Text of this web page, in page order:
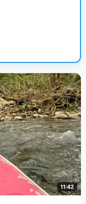
11:42